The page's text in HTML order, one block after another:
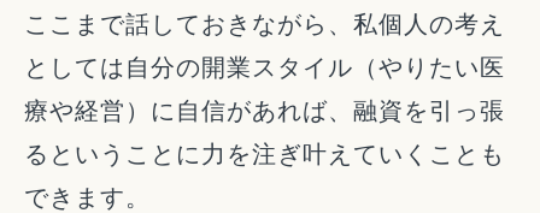
ここまで話しておきながら、私個人の考え
としては自分の開業スタイル（やりたい医
療や経営）に自信があれば、融資を引っ張
るということに力を注ぎ叶えていくことも
できます。